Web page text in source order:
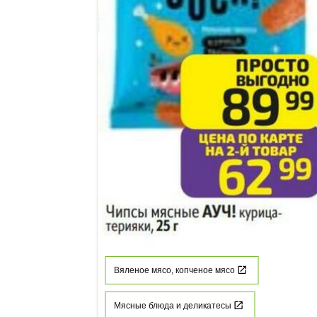
Вяленое мясо, копченое мясо
Мясные блюда и деликатесы